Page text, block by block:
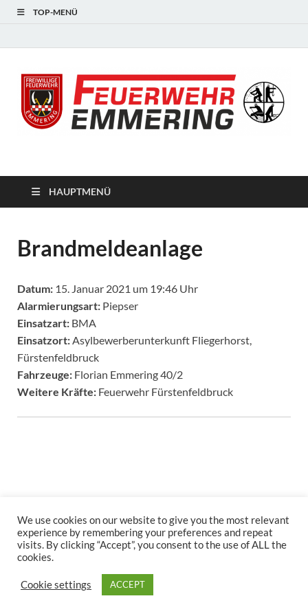
TOP-MENÜ
HAUPTMENÜ
Brandmeldeanlage
Datum: 15. Januar 2021 um 19:46 Uhr
Alarmierungsart: Piepser
Einsatzart: BMA
Einsatzort: Asylbewerberunterkunft Fliegerhorst,
Fürstenfeldbruck
Fahrzeuge: Florian Emmering 40/2
Weitere Kräfte: Feuerwehr Fürstenfeldbruck
Copyright © 2026.
Stolz präsentiertWordPressundHitMag.
We use cookies on our website to give you the most relevant
experience by remembering your preferences and repeat
visits. By clicking “Accept”, you consent to the use of ALL the
cookies.
Cookie settings ACCEPT